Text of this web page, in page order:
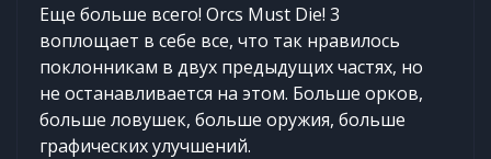
Еще больше всего! Orcs Must Die! 3
воплощает в себе все, что так нравилось
поклонникам в двух предыдущих частях, но
не останавливается на этом. Больше орков,
больше ловушек, больше оружия, больше
графических улучшений.